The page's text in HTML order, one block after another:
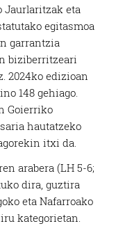
Jaurlaritzak eta
egitasmoa
garrantzia
biziberritzeari
2024ko edizioan
148 gehiago.
Goierriko
hautatzeko
itxi da.
arabera (LH 5-6;
dira, guztira
eta Nafarroako
kategorietan.